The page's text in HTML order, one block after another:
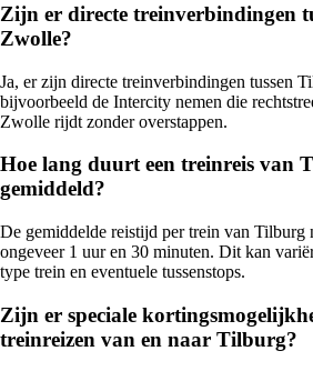
Zijn er directe treinverbindingen
Zwolle?
Ja, er zijn directe treinverbindingen tussen
bijvoorbeeld de Intercity nemen die
Zwolle rijdt zonder overstappen.
Hoe lang duurt een treinreis van
gemiddeld?
De gemiddelde reistijd per trein van Tilburg
ongeveer 1 uur en 30 minuten. Dit kan
type trein en eventuele tussenstops.
Zijn er speciale
treinreizen van en naar Tilburg?